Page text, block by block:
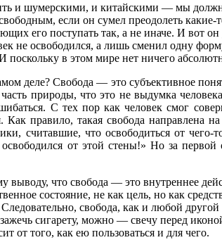
и шумерскими, и китайскими — мы
если он сумел преодолеть
его поступать так, а не иначе. И вот он
не освободился, а лишь сменил одну
в этом мире нет ничего
деле? Свобода — это субъективное
природы, что это не выдумка
С тех пор как человек смог
Как правило, такая свобода
считавшие, что освободиться от
от этой стены!» Но за
что свобода — это внутреннее
состояние, не как цель, но как
свобода, как и любой
сигарету, можно — свечу перед
от того, как ею пользоваться и для чего.